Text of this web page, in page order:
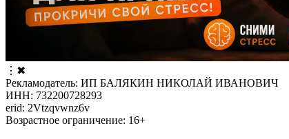
⋮ ✖
Рекламодатель: ИП БАЛЯКИН НИКОЛАЙ ИВАНОВИЧ
ИНН: 732200728293
erid: 2Vtzqvwnz6v
Возрастное ограничение: 16+